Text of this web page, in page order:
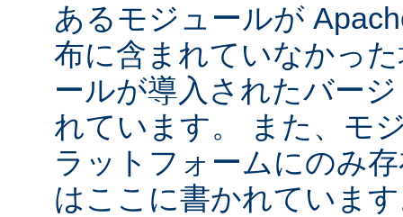
あるモジュールが
布に含まれていなかっ
ールが導入されたバー
れています。 また、モ
ラットフォームにのみ
はここに書かれていま